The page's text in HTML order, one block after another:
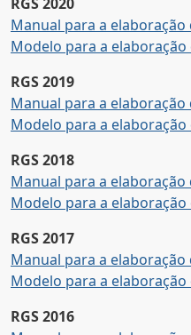
Manual para a elaboração
Modelo para a elaboração
RGS 2019
Manual para a elaboração
Modelo para a elaboração
RGS 2018
Manual para a elaboração
Modelo para a elaboração
RGS 2017
Manual para a elaboração
Modelo para a elaboração
RGS 2016